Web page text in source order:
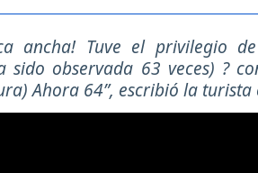
ancha! Tuve el privilegio
observada 63 veces) ?
Ahora 64”, escribió la turista